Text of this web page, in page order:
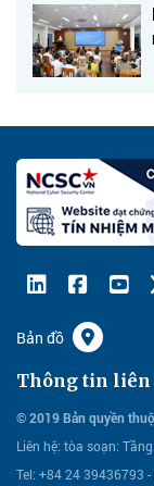
Bản đồ
Thông tin liên
© 2019 Bản quyền
Liên hệ: tòa soạn:
Tel: +84 24 39436793